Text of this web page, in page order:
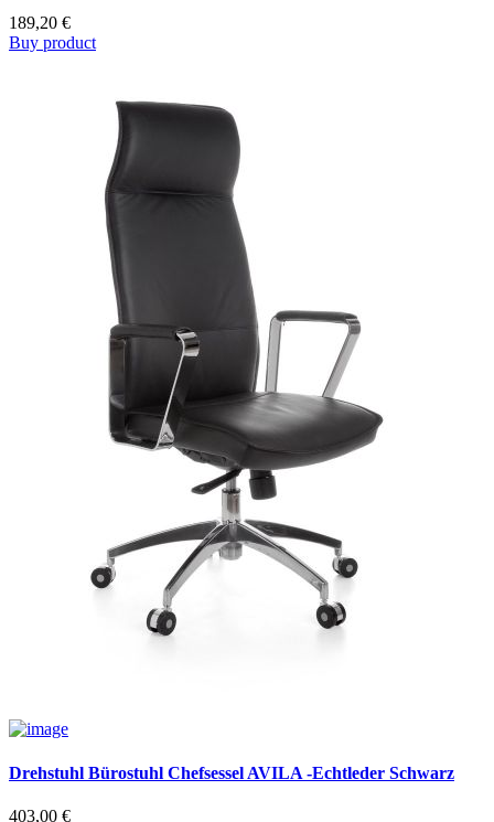
189,20 €
Buy product
Drehstuhl Bürostuhl Chefsessel AVILA -Echtleder Schwarz
403,00 €